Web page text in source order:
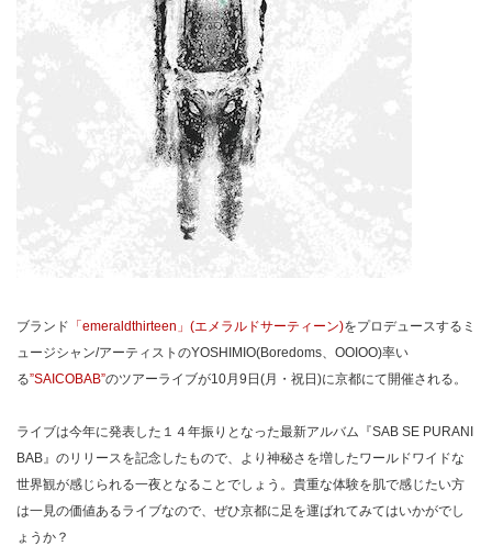
ブランド 「emeraldthirteen」(エメラルドサーティーン)をプロデュースするミ
ュージシャン/アーティストのYOSHIMIO(Boredoms、OOIOO)率い
る”SAICOBAB”のツアーライブが10月9日(月・祝日)に京都にて開催される。
ライブは今年に発表した１４年振りとなった最新アルバム『SAB SE PURANI
BAB』のリリースを記念したもので、より神秘さを増したワールドワイドな
世界観が感じられる一夜となることでしょう。貴重な体験を肌で感じたい方
は一見の価値あるライブなので、ぜひ京都に足を運ばれてみてはいかがでし
ょうか？